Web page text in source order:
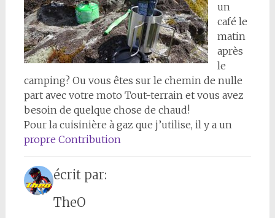
un
café le
matin
après
le
camping? Ou vous êtes sur le chemin de nulle
part avec votre moto Tout-terrain et vous avez
besoin de quelque chose de chaud!
Pour la cuisinière à gaz que j’utilise, il y a un
propre Contribution
écrit par:
TheO